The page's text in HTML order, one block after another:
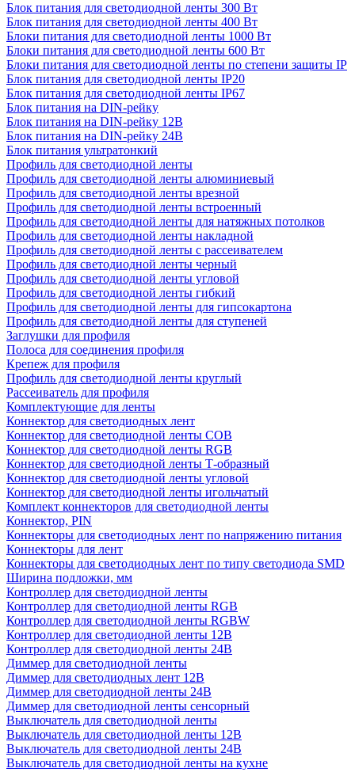
Блок питания для светодиодной ленты 300 Вт
Блок питания для светодиодной ленты 400 Вт
Блоки питания для светодиодной ленты 1000 Вт
Блоки питания для светодиодной ленты 600 Вт
Блоки питания для светодиодной ленты по степени защиты IP
Блок питания для светодиодной ленты IP20
Блок питания для светодиодной ленты IP67
Блок питания на DIN-рейку
Блок питания на DIN-рейку 12В
Блок питания на DIN-рейку 24В
Блок питания ультратонкий
Профиль для светодиодной ленты
Профиль для светодиодной ленты алюминиевый
Профиль для светодиодной ленты врезной
Профиль для светодиодной ленты встроенный
Профиль для светодиодной ленты для натяжных потолков
Профиль для светодиодной ленты накладной
Профиль для светодиодной ленты с рассеивателем
Профиль для светодиодной ленты черный
Профиль для светодиодной ленты угловой
Профиль для светодиодной ленты гибкий
Профиль для светодиодной ленты для гипсокартона
Профиль для светодиодной ленты для ступеней
Заглушки для профиля
Полоса для соединения профиля
Крепеж для профиля
Профиль для светодиодной ленты круглый
Рассеиватель для профиля
Комплектующие для ленты
Коннектор для светодиодных лент
Коннектор для светодиодной ленты COB
Коннектор для светодиодной ленты RGB
Коннектор для светодиодной ленты Т-образный
Коннектор для светодиодной ленты угловой
Коннектор для светодиодной ленты игольчатый
Комплект коннекторов для светодиодной ленты
Коннектор, PIN
Коннекторы для светодиодных лент по напряжению питания
Коннекторы для лент
Коннекторы для светодиодных лент по типу светодиода SMD
Ширина подложки, мм
Контроллер для светодиодной ленты
Контроллер для светодиодной ленты RGB
Контроллер для светодиодной ленты RGBW
Контроллер для светодиодной ленты 12В
Контроллер для светодиодной ленты 24В
Диммер для светодиодной ленты
Диммер для светодиодных лент 12В
Диммер для светодиодной ленты 24В
Диммер для светодиодной ленты сенсорный
Выключатель для светодиодной ленты
Выключатель для светодиодной ленты 12В
Выключатель для светодиодной ленты 24В
Выключатель для светодиодной ленты на кухне